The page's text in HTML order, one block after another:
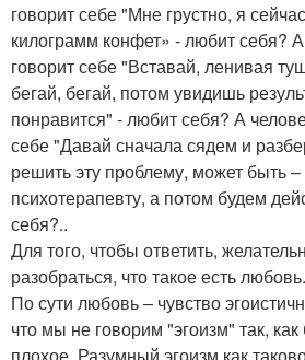
говорит себе "Мне грустно, я
килограмм конфет» - любит себя?
говорит себе "Вставай, ленивая
бегай, бегай, потом увидишь
понравится" - любит себя? А
себе "Давай сначала сядем и
решить эту проблему, может быть
психотерапевту, а потом будем
себя?..
Для того, чтобы ответить,
разобраться, что такое есть
По сути любовь – чувство
что мы не говорим "эгоизм" так, как
плохое. Разумный эгоизм как